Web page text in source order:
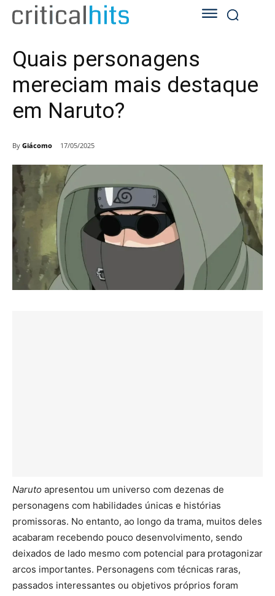
Quais personagens
mereciam mais destaque
em Naruto?
By Giácomo 17/05/2025
Naruto apresentou um universo com dezenas de
personagens com habilidades únicas e histórias
promissoras. No entanto, ao longo da trama, muitos deles
acabaram recebendo pouco desenvolvimento, sendo
deixados de lado mesmo com potencial para protagonizar
arcos importantes. Personagens com técnicas raras,
passados interessantes ou objetivos próprios foram